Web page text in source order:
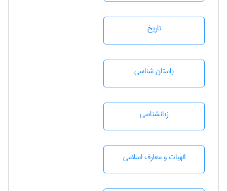
تاريخ
باستان شناسی
زبانشناسی
الهیات و معارف اسلامی